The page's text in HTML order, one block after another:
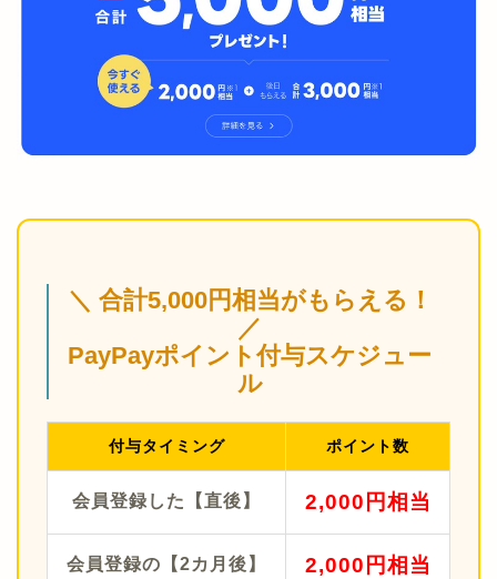
＼ 合計5,000円相当がもらえる！
／
PayPayポイント付与スケジュー
ル
付与タイミング ポイント数
会員登録した【直後】 2,000円相当
会員登録の【2カ月後】 2,000円相当